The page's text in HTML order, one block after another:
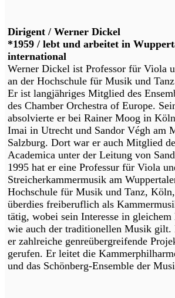
Dirigent / Werner Dickel
*1959 / lebt und arbeitet in
international
Werner Dickel ist Professor für Viola
an der Hochschule für Musik und
Er ist langjähriges Mitglied des
des Chamber Orchestra of Europe.
absolvierte er bei Rainer Moog in
Imai in Utrecht und Sandor Végh am
Salzburg. Dort war er auch Mitglied
Academica unter der Leitung von
1995 hat er eine Professur für Viola
Streicherkammermusik am
Hochschule für Musik und Tanz,
überdies freiberuflich als
tätig, wobei sein Interesse in gleichem
wie auch der traditionellen Musik gilt.
er zahlreiche genreübergreifende
gerufen. Er leitet die
und das Schönberg-Ensemble der